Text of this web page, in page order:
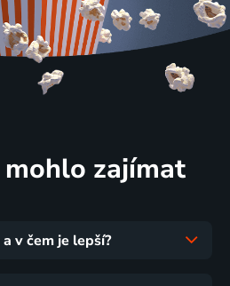
mohlo zajímat
v čem je lepší?